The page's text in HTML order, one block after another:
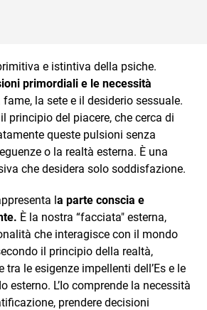
e istintiva della psiche.
primordiali e le necessità
la sete e il desiderio sessuale.
il principio del piacere, che cerca di
queste pulsioni senza
o la realtà esterna. È una
che desidera solo soddisfazione.
la parte conscia e
È la nostra “facciata" esterna,
che interagisce con il mondo
il principio della realtà,
tra le esigenze impellenti dell’Es e le
esterno. L’Io comprende la necessità
prendere decisioni